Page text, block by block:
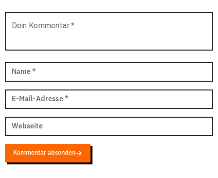
Dein Kommentar*
Name *
E-Mail-Adresse *
Webseite
Kommentar absenden